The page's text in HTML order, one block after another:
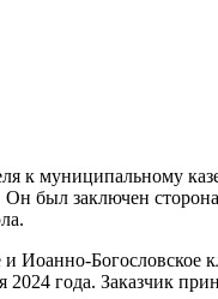
к муниципальному
был заключен
Иоанно-Богословское
года. Заказчик